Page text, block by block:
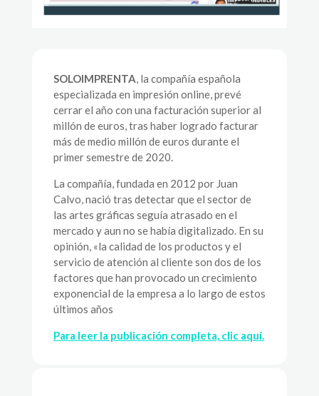
SOLOIMPRENTA , la compañía española
especializada en impresión online, prevé
cerrar el año con una facturación superior al
millón de euros, tras haber logrado facturar
más de medio millón de euros durante el
primer semestre de 2020.
La compañía, fundada en 2012 por Juan
Calvo, nació tras detectar que el sector de
las artes gráficas seguía atrasado en el
mercado y aun no se había digitalizado. En su
opinión, «la calidad de los productos y el
servicio de atención al cliente son dos de los
factores que han provocado un crecimiento
exponencial de la empresa a lo largo de estos
últimos años
Para leer la publicación completa, clic aquí.